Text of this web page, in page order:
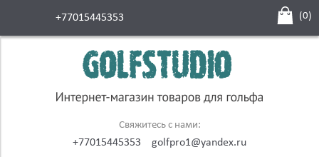
+77015445353 (0)
Свяжитесь с нами:
+77015445353 golfpro1@yandex.ru